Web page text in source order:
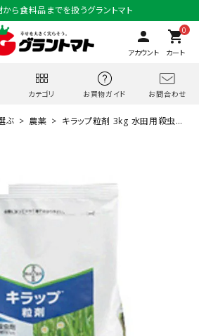
ら食料品までを扱うグラントマト
person
アカウント
0
shopping_cart
カート
カテゴリ お買物ガイド お問合わせ
ぶ 農薬
キラップ粒剤 3kg 水田用殺虫剤